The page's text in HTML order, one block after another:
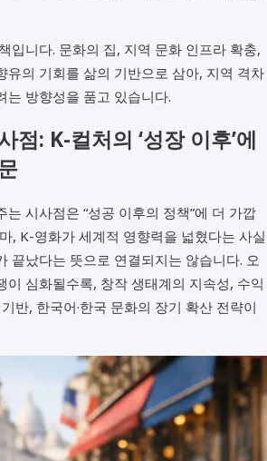
입니다. 문화의 집, 지역 문화 인프라 확충,
유의 기회를 삶의 기반으로 삼아, 지역 격차
는 방향성을 품고 있습니다.
점: K-컬처의 ‘성장 이후’에
는 시사점은 “성공 이후의 정책”에 더 가깝
, K-영화가 세계적 영향력을 넓혔다는 사실
끝났다는 뜻으로 연결되지는 않습니다. 오
이 심화될수록, 창작 생태계의 지속성, 수익
반, 한국어·한국 문화의 장기 확산 전략이